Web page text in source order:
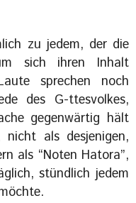
zu jedem, der die
sich ihren Inhalt
sprechen noch
des G-ttesvolkes,
gegenwärtig hält
als desjenigen,
als “Noten Hatora”,
stündlich jedem